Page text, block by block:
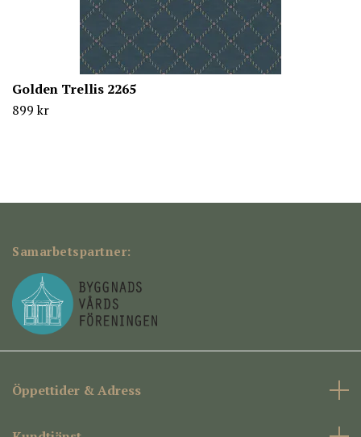
Golden Trellis 2265
899 kr
Samarbetspartner:
Öppettider & Adress